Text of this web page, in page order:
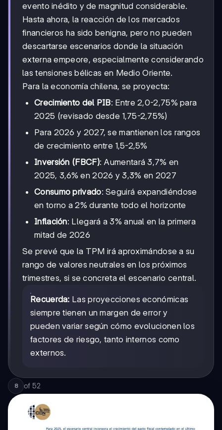
evento inédito y de magnitud considerable.
Hasta ahora, la reacción de los mercados
financieros ha sido benigna, pero no pueden
descartarse escenarios donde la situación
externa empeore, especialmente considerando
las tensiones bélicas en Medio Oriente.
Para la economía chilena, se proyecta:
Crecimiento del PIB: Entre 2,0-2,75% para
2025 (revisado desde 1,75-2,75%)
Para 2026 y 2027, se mantienen los rangos
de crecimiento entre 1,5-2,5%
Inversión (FBCF): Aumentará 3,7% en
2025, 3,6% en 2026 y 3,3% en 2027
Consumo privado: Seguirá expandiéndose
en torno a 2% durante todo el horizonte
Inflación: Llegará a 3% anual en la primera
mitad de 2026
Se prevé que la TPM irá aproximándose a su
rango de valores neutrales en los próximos
trimestres, si se concreta el escenario central.
Recuerda: Las proyecciones económicas
siempre tienen un margen de error y
pueden variar según cómo evolucionen los
factores de riesgo, tanto internos como
externos.
8 of 52